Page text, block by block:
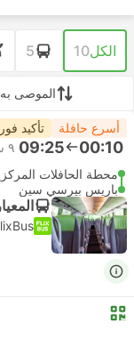
الكل10
5
الموصى به
أسرع حافلة تأكيد
00:10
09:25 ٩ ساعات و‫15 دقائق
محطة الحافلات
باريس بيرسي سين